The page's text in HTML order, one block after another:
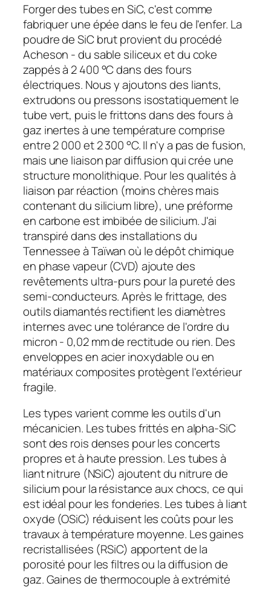
Forger des tubes en SiC, c'est comme
fabriquer une épée dans le feu de l'enfer. La
poudre de SiC brut provient du procédé
Acheson - du sable siliceux et du coke
zappés à 2 400 °C dans des fours
électriques. Nous y ajoutons des liants,
extrudons ou pressons isostatiquement le
tube vert, puis le frittons dans des fours à
gaz inertes à une température comprise
entre 2 000 et 2 300 °C. Il n'y a pas de fusion,
mais une liaison par diffusion qui crée une
structure monolithique. Pour les qualités à
liaison par réaction (moins chères mais
contenant du silicium libre), une préforme
en carbone est imbibée de silicium. J'ai
transpiré dans des installations du
Tennessee à Taïwan où le dépôt chimique
en phase vapeur (CVD) ajoute des
revêtements ultra-purs pour la pureté des
semi-conducteurs. Après le frittage, des
outils diamantés rectifient les diamètres
internes avec une tolérance de l'ordre du
micron - 0,02 mm de rectitude ou rien. Des
enveloppes en acier inoxydable ou en
matériaux composites protègent l'extérieur
fragile.
Les types varient comme les outils d'un
mécanicien. Les tubes frittés en alpha-SiC
sont des rois denses pour les concerts
propres et à haute pression. Les tubes à
liant nitrure (NSiC) ajoutent du nitrure de
silicium pour la résistance aux chocs, ce qui
est idéal pour les fonderies. Les tubes à liant
oxyde (OSiC) réduisent les coûts pour les
travaux à température moyenne. Les gaines
recristallisées (RSiC) apportent de la
porosité pour les filtres ou la diffusion de
gaz. Gaines de thermocouple à extrémité